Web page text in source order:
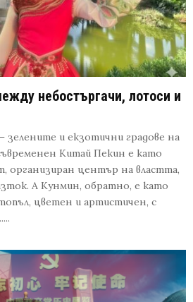
небостъргачи, лотоси и
зелените и екзотични градове на
Китай Пекин е като
организиран център на властта,
А Кунмин, обратно, е като
цветен и артистичен, с